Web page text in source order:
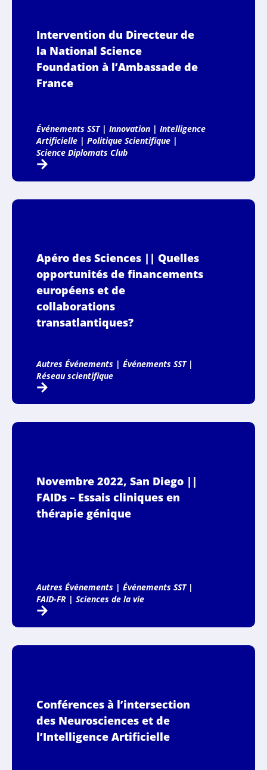
Intervention du Directeur de
la National Science
Foundation à l’Ambassade de
France
Événements SST| Innovation| Intelligence
Artificielle| Politique Scientifique|
Science Diplomats Club
Apéro des Sciences || Quelles
opportunités de financements
européens et de
collaborations
transatlantiques?
Autres Événements| Événements SST|
Réseau scientifique
Novembre 2022, San Diego ||
FAIDs – Essais cliniques en
thérapie génique
Autres Événements| Événements SST|
FAID-FR| Sciences de la vie
Conférences à l’intersection
des Neurosciences et de
l’Intelligence Artificielle